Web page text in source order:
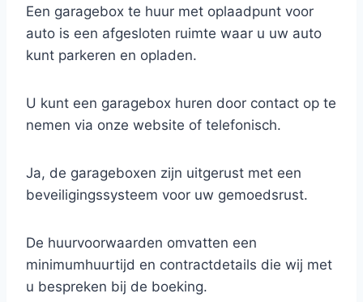
Een garagebox te huur met oplaadpunt voor
auto is een afgesloten ruimte waar u uw auto
kunt parkeren en opladen.
U kunt een garagebox huren door contact op te
nemen via onze website of telefonisch.
Ja, de garageboxen zijn uitgerust met een
beveiligingssysteem voor uw gemoedsrust.
De huurvoorwaarden omvatten een
minimumhuurtijd en contractdetails die wij met
u bespreken bij de boeking.